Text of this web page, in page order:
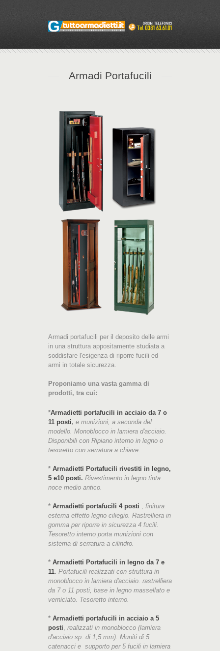
Armadi Portafucili
Armadi portafucili per il deposito delle armi
in una struttura appositamente studiata a
soddisfare l'esigenza di riporre fucili ed
armi in totale sicurezza.
Proponiamo una vasta gamma di
prodotti, tra cui:
*Armadietti portafucili in acciaio da 7 o
11 posti, e munizioni, a seconda del
modello. Monoblocco in lamiera d'acciaio.
Disponibili con Ripiano interno in legno o
tesoretto con serratura a chiave.
* Armadietti Portafucili rivestiti in legno,
5 e10 posti. Rivestimento in legno tinta
noce medio antico.
* Armadietti portafucili 4 posti
finitura
esterna effetto legno ciliegio. Rastrelliera in
gomma per riporre in sicurezza 4 fucili.
Tesoretto interno porta munizioni con
sistema di serratura a cilindro.
* Armadietti Portafucili in legno da 7 e
11. Portafucili realizzati con struttura in
monoblocco in lamiera d'acciaio. rastrelliera
da 7 o 11 posti, base in legno massellato e
verniciato. Tesoretto interno.
* Armadietti portafucili in acciaio a 5
posti realizzati in monoblocco (lamiera
d'acciaio sp. di 1,5 mm). Muniti di 5
catenacci e supporto per 5 fucili in lamiera